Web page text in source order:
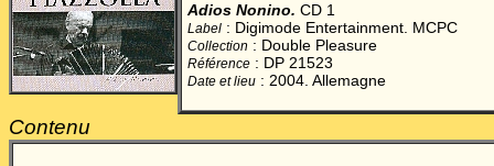
Adios Nonino. CD 1
Label : Digimode Entertainment. MCPC
Collection : Double Pleasure
Référence : DP 21523
Date et lieu : 2004. Allemagne
Contenu